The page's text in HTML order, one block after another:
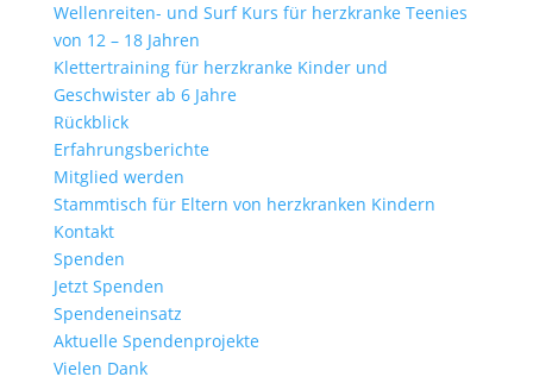
Wellenreiten- und Surf Kurs für herzkranke Teenies
von 12 – 18 Jahren
Klettertraining für herzkranke Kinder und
Geschwister ab 6 Jahre
Rückblick
Erfahrungsberichte
Mitglied werden
Stammtisch für Eltern von herzkranken Kindern
Kontakt
Spenden
Jetzt Spenden
Spendeneinsatz
Aktuelle Spendenprojekte
Vielen Dank